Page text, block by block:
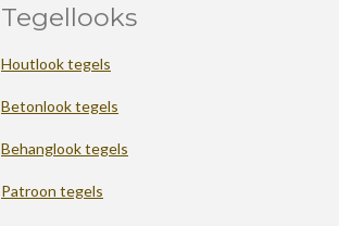
Tegellooks
Houtlook tegels
Betonlook tegels
Behanglook tegels
Patroon tegels